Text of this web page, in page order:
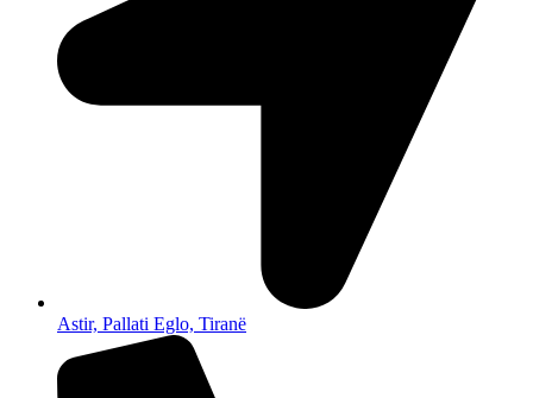
Astir, Pallati Eglo, Tiranë